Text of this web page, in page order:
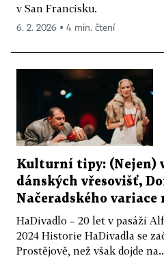
v San Francisku.
6. 2. 2026 ▪ 4 min. čtení
Kulturní tipy: (Nejen)
dánských vřesovišť,
Načeradského variace
HaDivadlo – 20 let v pasáži
2024 Historie HaDivadla se
Prostějově, než však dojde